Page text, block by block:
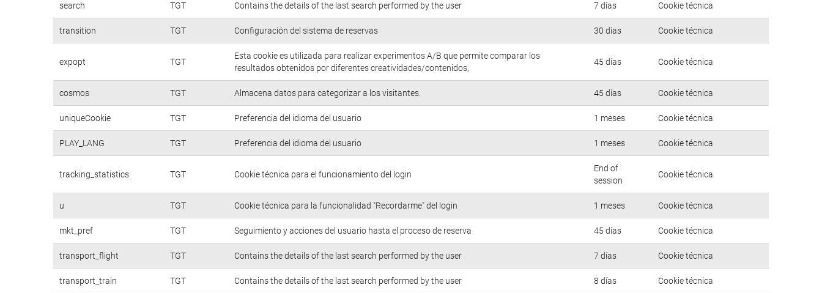
search TGT Contains the details of the last search performed by the user 7 días Cookie técnica
transition TGT Configuración del sistema de reservas 30 días Cookie técnica
expopt TGT
Esta cookie es utilizada para realizar experimentos A/B que permite comparar los
resultados obtenidos por diferentes creatividades/contenidos,
45 días Cookie técnica
cosmos TGT Almacena datos para categorizar a los visitantes. 45 días Cookie técnica
uniqueCookie TGT Preferencia del idioma del usuario 1 meses Cookie técnica
PLAY_LANG TGT Preferencia del idioma del usuario 1 meses Cookie técnica
tracking_statistics TGT Cookie técnica para el funcionamiento del login
End of
session
Cookie técnica
u TGT Cookie técnica para la funcionalidad "Recordarme" del login 1 meses Cookie técnica
mkt_pref TGT Seguimiento y acciones del usuario hasta el proceso de reserva 45 días Cookie técnica
transport_flight TGT Contains the details of the last search performed by the user 7 días Cookie técnica
transport_train TGT Contains the details of the last search performed by the user 8 días Cookie técnica